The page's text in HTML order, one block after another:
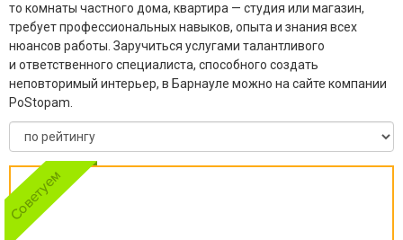
то комнаты частного дома, квартира — студия или магазин,
требует профессиональных навыков, опыта и знания всех
нюансов работы. Заручиться услугами талантливого
и ответственного специалиста, способного создать
неповторимый интерьер, в Барнауле можно на сайте компании
PoStopam.